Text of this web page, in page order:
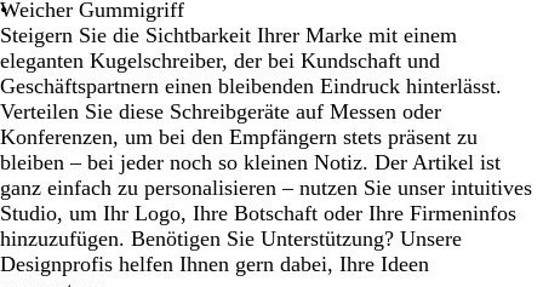
z
ü
n
Weicher Gummigriff
Steigern Sie die Sichtbarkeit Ihrer Marke mit einem
eleganten Kugelschreiber, der bei Kundschaft und
Geschäftspartnern einen bleibenden Eindruck hinterlässt.
Verteilen Sie diese Schreibgeräte auf Messen oder
Konferenzen, um bei den Empfängern stets präsent zu
bleiben – bei jeder noch so kleinen Notiz. Der Artikel ist
ganz einfach zu personalisieren – nutzen Sie unser intuitives
Studio, um Ihr Logo, Ihre Botschaft oder Ihre Firmeninfos
hinzuzufügen. Benötigen Sie Unterstützung? Unsere
Designprofis helfen Ihnen gern dabei, Ihre Ideen